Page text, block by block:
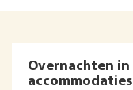
Overnachten in
accommodaties